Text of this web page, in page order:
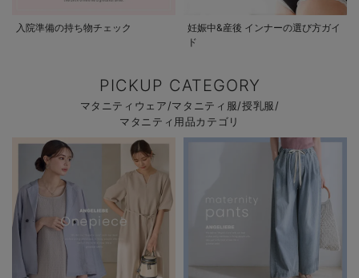
入院準備の持ち物チェック
妊娠中&産後 インナーの選び方ガイ
ド
PICKUP CATEGORY
マタニティウェア/マタニティ服/授乳服/
マタニティ用品カテゴリ